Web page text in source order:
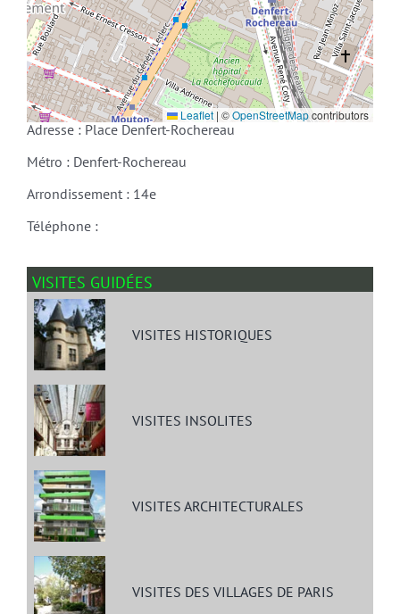
Leaflet | ©OpenStreetMapcontributors
Adresse : Place Denfert-Rochereau
Métro : Denfert-Rochereau
Arrondissement : 14e
Téléphone :
VISITES GUIDÉES
VISITES HISTORIQUES
VISITES INSOLITES
VISITES ARCHITECTURALES
VISITES DES VILLAGES DE PARIS